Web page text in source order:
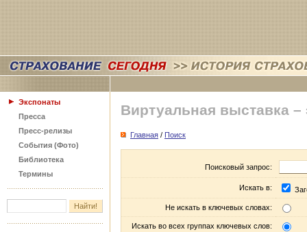
Экспонаты
Пресса
Пресс-релизы
События (Фото)
Библиотека
Термины
Виртуальная выставка –
Главная / Поиск
Поисковый запрос:
Искать в:
Не искать в ключевых словах:
Искать во всех группах ключевых слов: